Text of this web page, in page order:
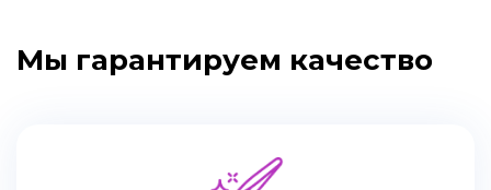
Мы гарантируем качество